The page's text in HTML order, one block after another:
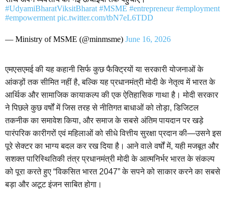
#UdyamiBharatViksitBharat #MSME #entrepreneur #employment
#empowerment pic.twitter.com/tbN7eL6TDD
— Ministry of MSME (@minmsme) June 16, 2026
एमएसएमई की यह कहानी सिर्फ कुछ फैक्ट्रियों या सरकारी योजनाओं के
आंकड़ों तक सीमित नहीं है, बल्कि यह प्रधानमंत्री मोदी के नेतृत्व में भारत के
आर्थिक और सामाजिक कायाकल्प की एक ऐतिहासिक गाथा है। मोदी सरकार
ने पिछले कुछ वर्षों में जिस तरह से नीतिगत बाधाओं को तोड़ा, डिजिटल
तकनीक का समावेश किया, और समाज के सबसे अंतिम पायदान पर खड़े
पारंपरिक कारीगरों एवं महिलाओं को सीधे वित्तीय सुरक्षा प्रदान की—उसने इस
पूरे सेक्टर का भाग्य बदल कर रख दिया है। आने वाले वर्षों में, यही मजबूत और
सशक्त पारिस्थितिकी तंत्र प्रधानमंत्री मोदी के आत्मनिर्भर भारत के संकल्प
को पूरा करते हुए “विकसित भारत 2047” के सपने को साकार करने का सबसे
बड़ा और अटूट इंजन साबित होगा।